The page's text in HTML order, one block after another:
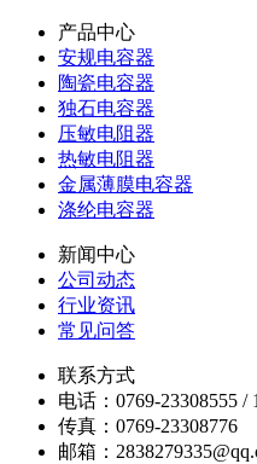
产品中心
安规电容器
陶瓷电容器
独石电容器
压敏电阻器
热敏电阻器
金属薄膜电容器
涤纶电容器
新闻中心
公司动态
行业资讯
常见问答
联系方式
电话：0769-23308555 /
传真：0769-23308776
邮箱：